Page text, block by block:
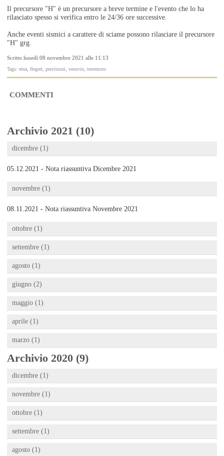
Il precursore "H" è un precursore a breve termine e l'evento che lo ha
rilasciato spesso si verifica entro le 24/36 ore successive.
Anche eventi sismici a carattere di sciame possono rilasciare il precursore
"H" grg.
Scritto lunedì 08 novembre 2021 alle 11:13
Tags: etna, flegrei, previsioni, vesuvio, terremoto
COMMENTI
Archivio 2021 (10)
dicembre (1)
05.12.2021 - Nota riassuntiva Dicembre 2021
novembre (1)
08.11.2021 - Nota riassuntiva Novembre 2021
ottobre (1)
settembre (1)
agosto (1)
giugno (2)
maggio (1)
aprile (1)
marzo (1)
Archivio 2020 (9)
dicembre (1)
novembre (1)
ottobre (1)
settembre (1)
agosto (1)